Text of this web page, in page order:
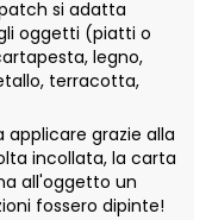
si adatta
oggetti (piatti o
legno,
terracotta,
applicare grazie alla
incollata, la carta
all'oggetto un
fossero dipinte!